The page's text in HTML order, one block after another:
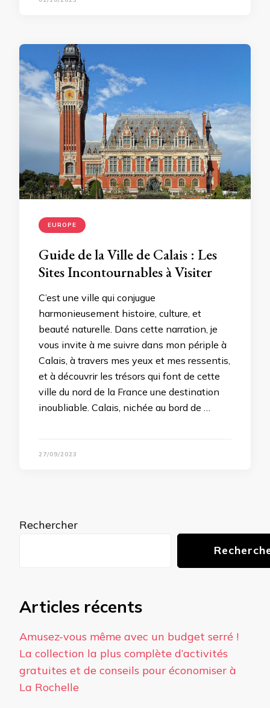
EUROPE
Guide de la Ville de Calais : Les
Sites Incontournables à Visiter
C’est une ville qui conjugue
harmonieusement histoire, culture, et
beauté naturelle. Dans cette narration, je
vous invite à me suivre dans mon périple à
Calais, à travers mes yeux et mes ressentis,
et à découvrir les trésors qui font de cette
ville du nord de la France une destination
inoubliable. Calais, nichée au bord de …
27/09/2023
Rechercher
Articles récents
Amusez-vous même avec un budget serré !
La collection la plus complète d’activités
gratuites et de conseils pour économiser à
La Rochelle